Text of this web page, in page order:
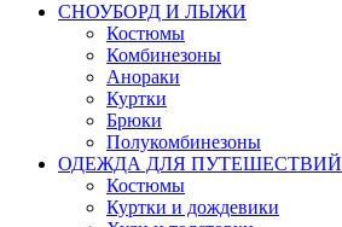
СНОУБОРД И ЛЫЖИ
Костюмы
Комбинезоны
Анораки
Куртки
Брюки
Полукомбинезоны
ОДЕЖДА ДЛЯ ПУТЕШЕСТВИЙ
Костюмы
Куртки и дождевики